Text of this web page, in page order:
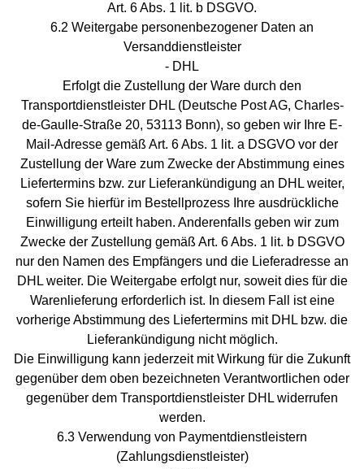
Art. 6 Abs. 1 lit. b DSGVO.
6.2 Weitergabe personenbezogener Daten an
Versanddienstleister
- DHL
Erfolgt die Zustellung der Ware durch den
Transportdienstleister DHL (Deutsche Post AG, Charles-
de-Gaulle-Straße 20, 53113 Bonn), so geben wir Ihre E-
Mail-Adresse gemäß Art. 6 Abs. 1 lit. a DSGVO vor der
Zustellung der Ware zum Zwecke der Abstimmung eines
Liefertermins bzw. zur Lieferankündigung an DHL weiter,
sofern Sie hierfür im Bestellprozess Ihre ausdrückliche
Einwilligung erteilt haben. Anderenfalls geben wir zum
Zwecke der Zustellung gemäß Art. 6 Abs. 1 lit. b DSGVO
nur den Namen des Empfängers und die Lieferadresse an
DHL weiter. Die Weitergabe erfolgt nur, soweit dies für die
Warenlieferung erforderlich ist. In diesem Fall ist eine
vorherige Abstimmung des Liefertermins mit DHL bzw. die
Lieferankündigung nicht möglich.
Die Einwilligung kann jederzeit mit Wirkung für die Zukunft
gegenüber dem oben bezeichneten Verantwortlichen oder
gegenüber dem Transportdienstleister DHL widerrufen
werden.
6.3 Verwendung von Paymentdienstleistern
(Zahlungsdienstleister)